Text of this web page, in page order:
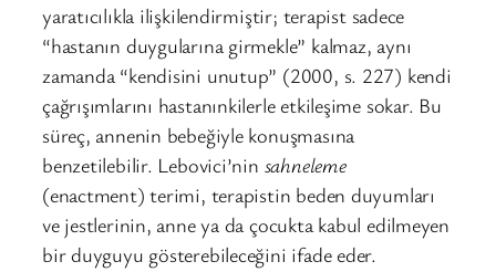
yaratıcılıkla ilişkilendirmiştir; terapist sadece
“hastanın duygularına girmekle” kalmaz, aynı
zamanda “kendisini unutup” (2000, s. 227) kendi
çağrışımlarını hastanınkilerle etkileşime sokar. Bu
süreç, annenin bebeğiyle konuşmasına
benzetilebilir. Lebovici’nin sahneleme
(enactment) terimi, terapistin beden duyumları
ve jestlerinin, anne ya da çocukta kabul edilmeyen
bir duyguyu gösterebileceğini ifade eder.